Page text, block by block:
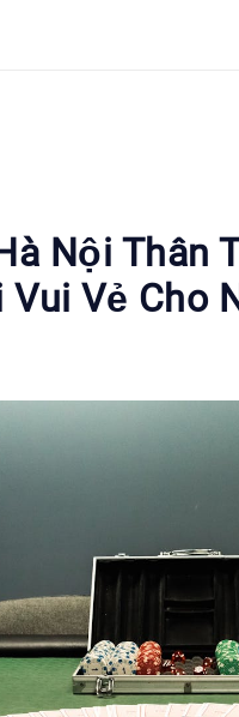
Nội Thân
Vui Vẻ Cho